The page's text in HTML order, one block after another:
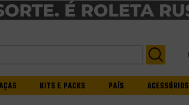
KITS E PACKS PAÍS ACESSÓRIOS